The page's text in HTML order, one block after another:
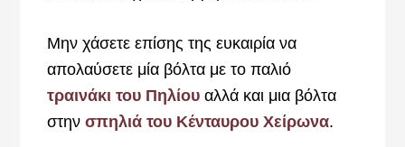
Μην χάσετε επίσης της ευκαιρία να
απολαύσετε μία βόλτα με το παλιό
τραινάκι του Πηλίου αλλά και μια βόλτα
στηνσπηλιά του Κένταυρου Χείρωνα.